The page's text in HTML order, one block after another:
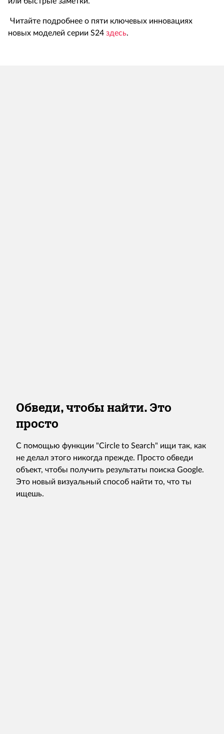
Читайте подробнее о пяти ключевых инновациях
новых моделей серии S24 здесь.
Обведи, чтобы найти. Это
просто
С помощью функции "Circle to Search" ищи так, как
не делал этого никогда прежде. Просто обведи
объект, чтобы получить результаты поиска Google.
Это новый визуальный способ найти то, что ты
ищешь.